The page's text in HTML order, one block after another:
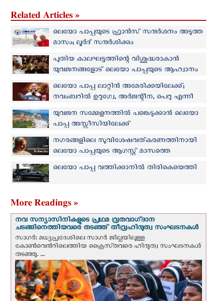
Related Articles »
ലെയോ പാപ്പയുടെ ഫ്രാന്‍സ് സന്ദര്‍ശനം അടുത്ത
മാസം; ലൂര്‍ദ് സന്ദര്‍ശിക്കും
പുതിയ കാലഘട്ടത്തിന്റെ വിശുദ്ധരാകാന്‍
യുവജനങ്ങളോട് ലെയോ പാപ്പയുടെ ആഹ്വാനം
ലെയോ പാപ്പ ലാറ്റിൻ അമേരിക്കയിലേക്ക്;
നവംബറില്‍ ഉറുഗ്വേ, അർജന്റീന, പെറു എന്നീ
രാജ്യങ്ങള്‍ സന്ദര്‍ശിക്കും
യുവജന സമ്മേളനത്തില്‍ പങ്കെടുക്കാന്‍ ലെയോ
പാപ്പ അസ്സീസിയിലേക്ക്
നഗരങ്ങളിലെ സുവിശേഷവത്കരണത്തിനായി
ലെയോ പാപ്പയുടെ ആഗസ്റ്റ് മാസത്തെ
പ്രാര്‍ത്ഥനാനിയോഗം
ലെയോ പാപ്പ വത്തിക്കാനിൽ തിരികെയെത്തി
More Readings »
നവ സന്യാസിനികളുടെ പ്രഥമ വ്രതവാഗ്‌ദാന
ചടങ്ങിനെത്തിയവരെ തടഞ്ഞ് തീവ്രഹിന്ദുത്വ സംഘടനകള്‍
സാഗർ: മധ്യപ്രദേശിലെ സാഗർ ജില്ലയിലുള്ള
കോൺവെന്‍റിലെത്തിയ ക്രൈസ്‌തവരെ ഹിന്ദുത്വ സംഘടനകൾ
തടഞ്ഞു. ...